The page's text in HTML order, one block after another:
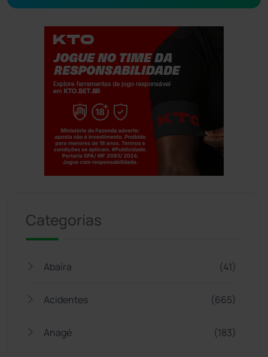
Categorias
Abaíra (41)
Acidentes (665)
Anagé (183)